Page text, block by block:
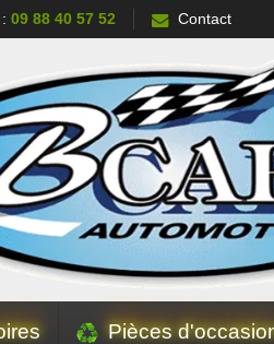
09 88 40 57 52 Contact
Pièces